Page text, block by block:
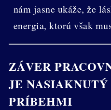
nám jasne ukáže, že
energia, ktorú však
ZÁVER
JE
PRÍBEHMI